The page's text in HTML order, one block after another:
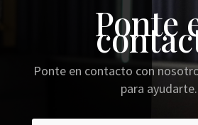
Ponte
Ponte en contacto con
para ayudarte.